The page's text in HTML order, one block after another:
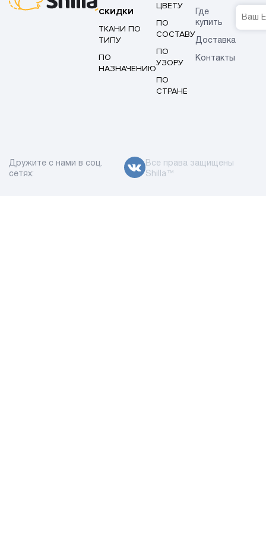
СКИДКИ
ТКАНИ ПО
ТИПУ
ПО
НАЗНАЧЕНИЮ
ЦВЕТУ
ПО
СОСТАВУ
ПО
УЗОРУ
ПО
СТРАНЕ
Где
купить
Доставка
Контакты
Дружите с нами в соц.
сетях:
Все права защищены
Shilla™